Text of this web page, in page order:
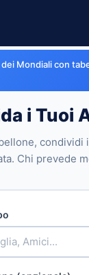
Mondiali con
i Tuoi
condividi
Chi prevede